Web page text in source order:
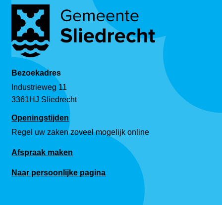
Bezoekadres
Industrieweg 11
3361HJ Sliedrecht
Openingstijden
Regel uw zaken zoveel mogelijk online
Afspraak maken
Naar persoonlijke pagina